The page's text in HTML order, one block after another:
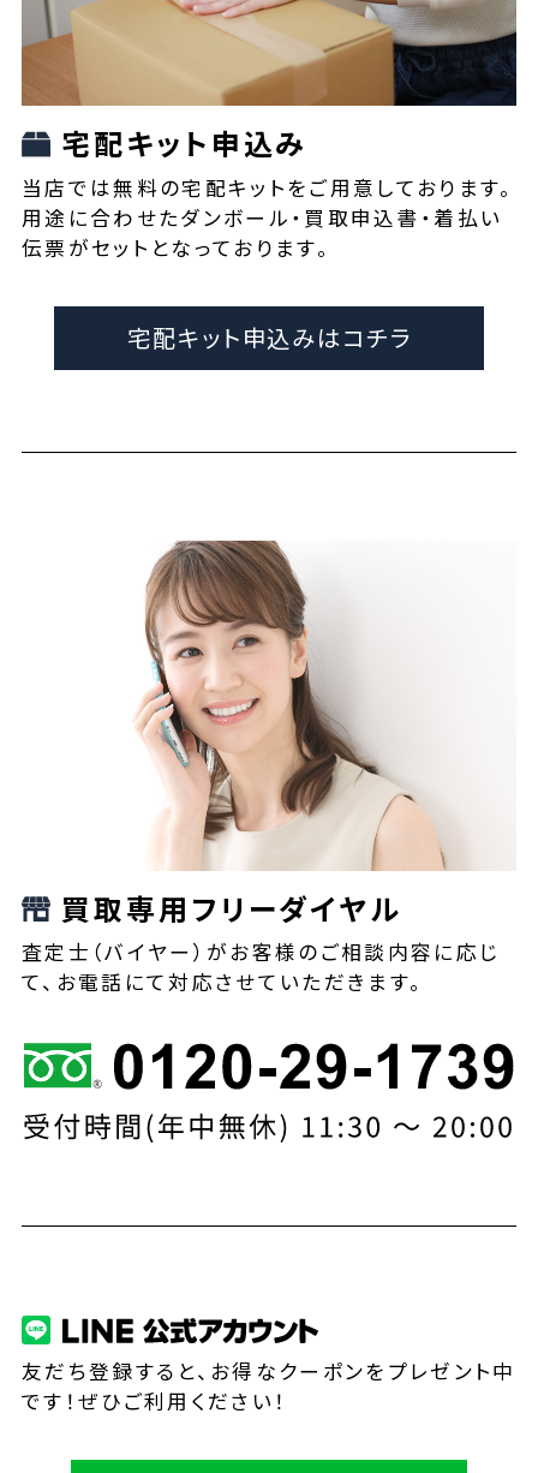
宅配キット申込み
当店では無料の宅配キットをご用意しております。
用途に合わせたダンボール・買取申込書・着払い
伝票がセットとなっております。
宅配キット申込みはコチラ
買取専用フリーダイヤル
査定士（バイヤー）がお客様のご相談内容に応じ
て、お電話にて対応させていただきます。
友だち登録すると、お得なクーポンをプレゼント中
です！ぜひご利用ください！